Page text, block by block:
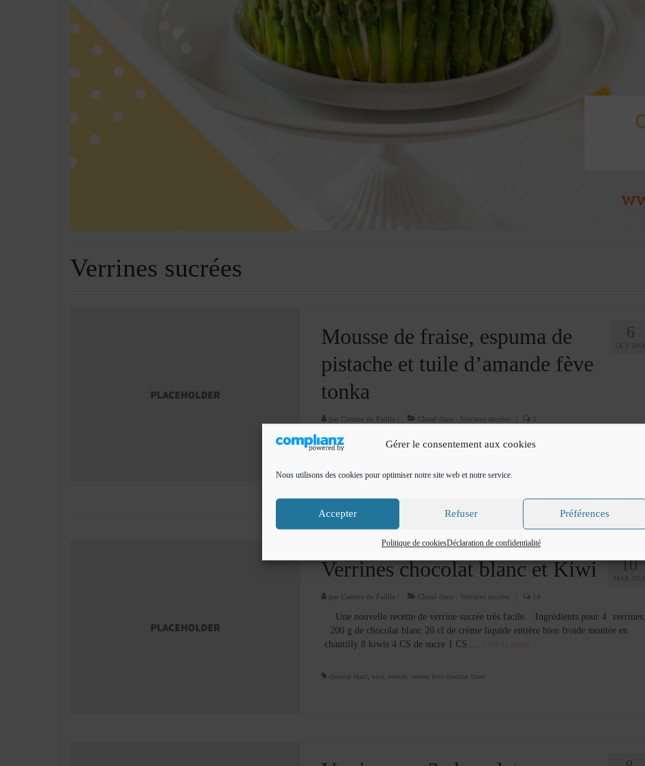
Gérer le consentement aux cookies
Nous utilisons des cookies pour optimiser notre site web et notre service.
Accepter Refuser Préférences
Politique de cookiesDéclaration de confidentialité
Verrines sucrées
6
OCT 2011
Mousse de fraise, espuma de
pistache et tuile d’amande fève
tonka
par Cuisine de Fadila Classé dans : Verrines sucrées 5
Un dessert frais et léger. C’est la même recette que mon bavarois aux Fraise ici
en divisant les quantité par deux . Ingrédients pour 6 grandes verrines : 250 g de
espuma pistache,fève tonka
10
MAR 2011
Verrines chocolat blanc et Kiwi
par Cuisine de Fadila Classé dans : Verrines sucrées 14
Une nouvelle recette de verrine sucrée très facile. Ingrédients pour 4 verrines.
200 g de chocolat blanc 20 cl de crème liquide entière bien froide montée en
chantilly 8 kiwis 4 CS de sucre 1 CS …
chocolat blanc, kiwi, verrine, verrine kiwi chocolat blanc